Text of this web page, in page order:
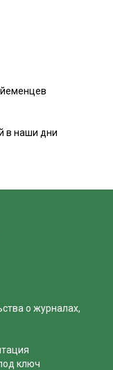
в наши дни
о журналах,
ключ